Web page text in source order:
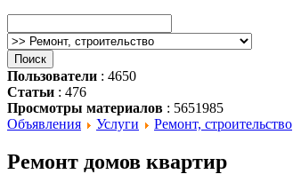
Пользователи : 4650
Статьи : 476
Просмотры материалов : 5651985
Объявления
Услуги Ремонт, строительство
Ремонт домов квартир